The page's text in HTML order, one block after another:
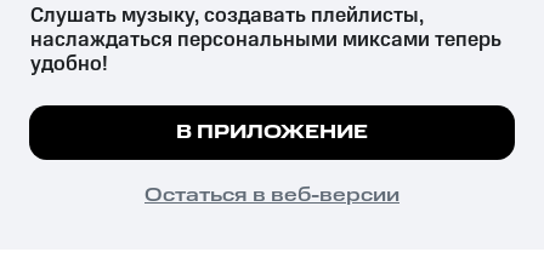
психотропных веществ, их аналогов причиняет вред здоровью,
их незаконный оборот запрещён и влечёт установленную
законодательством ответственность.
© 2026 ООО «КИОН».
Все права защищены
Мы используем куки, чтобы на сайте все
Подробнее
ПОНЯТНО
Слушать музыку, создавать плейлисты,
наслаждаться персональными миксами теперь
удобно!
В ПРИЛОЖЕНИЕ
Остаться в веб-версии